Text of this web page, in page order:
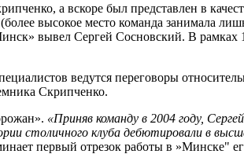
а вскоре был представлен в
высокое место команда занимала
вывел Сергей Сосновский. В рамках
ведутся переговоры
Скрипченко.
«Приняв команду в 2004 году,
столичного клуба дебютировали в
первый отрезок работы в »Минске"